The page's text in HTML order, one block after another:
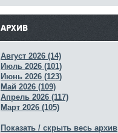
АРХИВ
Август 2026 (14)
Июль 2026 (101)
Июнь 2026 (123)
Май 2026 (109)
Апрель 2026 (117)
Март 2026 (105)
Показать / скрыть весь архив